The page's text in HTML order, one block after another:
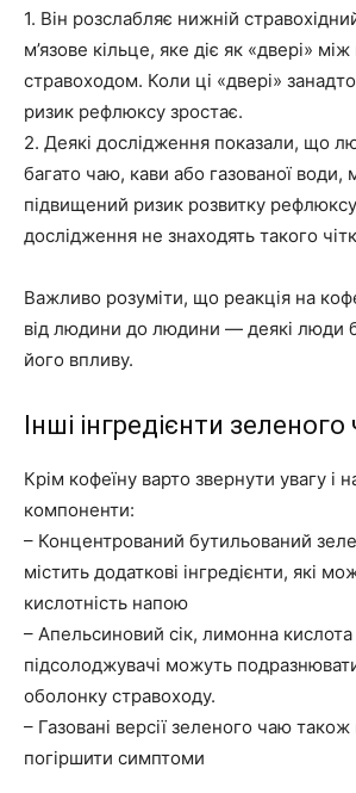
1. Він розслабляє нижній
м’язове кільце, яке діє як «двері»
стравоходом. Коли ці «двері»
ризик рефлюксу зростає.
2. Деякі дослідження показали, що
багато чаю, кави або газованої води,
підвищений ризик розвитку
дослідження не знаходять такого
Важливо розуміти, що реакція на
від людини до людини — деякі люди
його впливу.
Інші інгредієнти
Крім кофеїну варто звернути увагу і
компоненти:
– Концентрований бутильований
містить додаткові інгредієнти, які
кислотність напою
– Апельсиновий сік, лимонна кислота
підсолоджувачі можуть
оболонку стравоходу.
– Газовані версії зеленого чаю
погіршити симптоми